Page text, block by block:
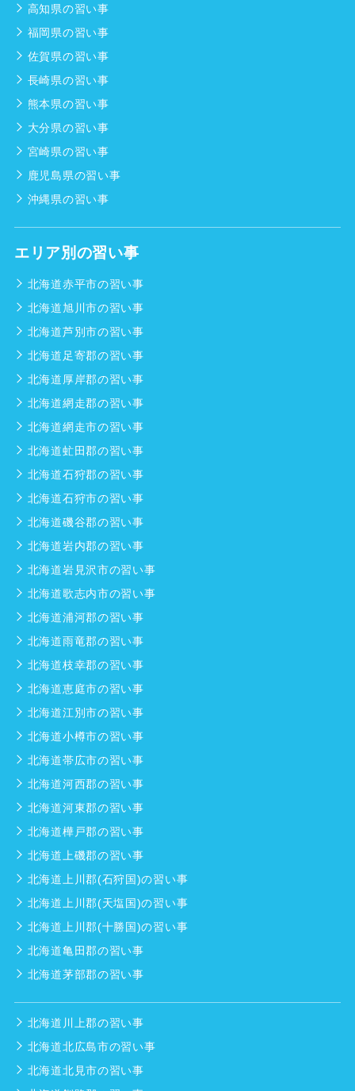
高知県の習い事
福岡県の習い事
佐賀県の習い事
長崎県の習い事
熊本県の習い事
大分県の習い事
宮崎県の習い事
鹿児島県の習い事
沖縄県の習い事
エリア別の習い事
北海道赤平市の習い事
北海道旭川市の習い事
北海道芦別市の習い事
北海道足寄郡の習い事
北海道厚岸郡の習い事
北海道網走郡の習い事
北海道網走市の習い事
北海道虻田郡の習い事
北海道石狩郡の習い事
北海道石狩市の習い事
北海道磯谷郡の習い事
北海道岩内郡の習い事
北海道岩見沢市の習い事
北海道歌志内市の習い事
北海道浦河郡の習い事
北海道雨竜郡の習い事
北海道枝幸郡の習い事
北海道恵庭市の習い事
北海道江別市の習い事
北海道小樽市の習い事
北海道帯広市の習い事
北海道河西郡の習い事
北海道河東郡の習い事
北海道樺戸郡の習い事
北海道上磯郡の習い事
北海道上川郡(石狩国)の習い事
北海道上川郡(天塩国)の習い事
北海道上川郡(十勝国)の習い事
北海道亀田郡の習い事
北海道茅部郡の習い事
北海道川上郡の習い事
北海道北広島市の習い事
北海道北見市の習い事